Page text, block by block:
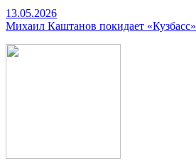
13.05.2026
Михаил Каштанов покидает «Кузбасс»